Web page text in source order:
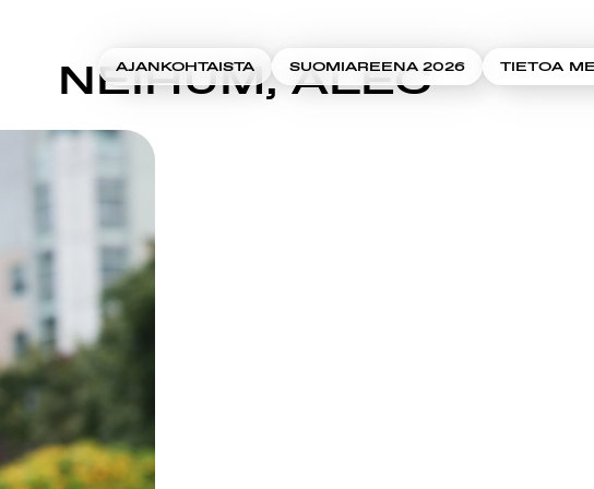
AJANKOHTAISTA
SUOMIAREENA 2026 TIETOA
NEIHUM, ALEC